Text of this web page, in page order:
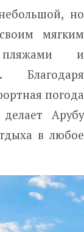
но
мягким
пляжами и
Благодаря
погода
Арубу
в любое